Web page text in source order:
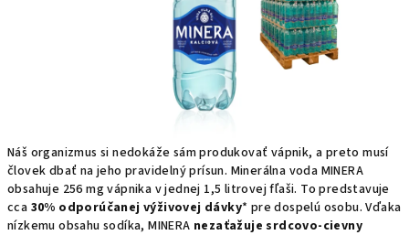
Náš organizmus si nedokáže sám produkovať vápnik, a preto musí
človek dbať na jeho pravidelný prísun. Minerálna voda MINERA
obsahuje 256 mg vápnika v jednej 1,5 litrovej fľaši. To predstavuje
cca 30% odporúčanej výživovej dávky* pre dospelú osobu. Vďaka
nízkemu obsahu sodíka, MINERA nezaťažuje srdcovo-cievny